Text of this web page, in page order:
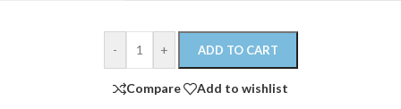
- + ADD TO CART
Compare
Add to wishlist